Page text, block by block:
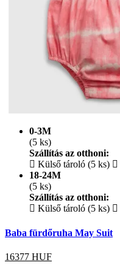
0-3M
(5 ks)
Szállítás az otthoni:
Külső tároló (5 ks)
18-24M
(5 ks)
Szállítás az otthoni:
Külső tároló (5 ks)
Baba fürdőruha May Suit
16377 HUF